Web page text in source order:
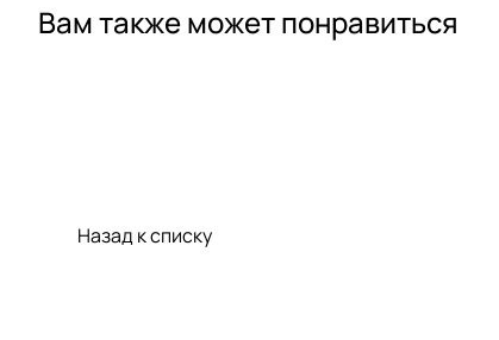
Вам также может понравиться
Назад к списку